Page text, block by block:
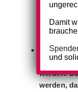
auch
das
werden.
werden,
Damit
und